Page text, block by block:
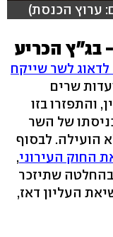
ערוץ הכנסת)
הכריע
לשר שייקח
שרים
והתפזרו בזו
של השר
הועילה. לבסוף
החוק העירוני,
שתיזכר
העליון דאז,